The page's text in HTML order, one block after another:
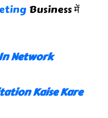
Business में
Network
Kaise Kare